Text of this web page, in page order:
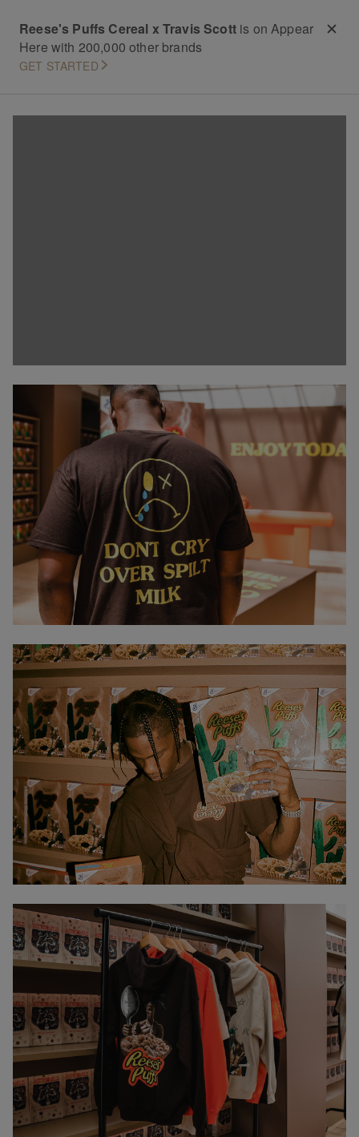
Reese's Puffs Cereal x Travis Scott is on Appear
Here with 200,000 other brands
GET STARTED